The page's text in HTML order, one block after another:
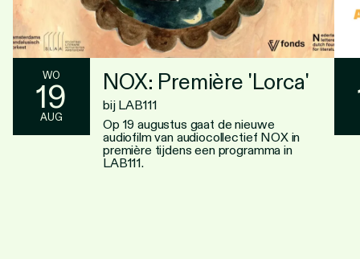
WO
19
AUG
NOX: Première 'Lorca'
bij LAB111
Op 19 augustus gaat de nieuwe
audiofilm van audiocollectief NOX in
première tijdens een programma in
LAB111.